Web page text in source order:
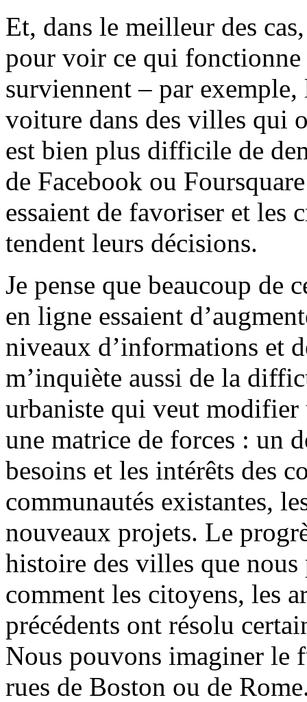
Et, dans le meilleur des
pour voir ce qui fonctionne
surviennent – par
voiture dans des villes qui
est bien plus difficile de
de Facebook ou
essaient de favoriser et les
tendent leurs décisions.
Je pense que beaucoup de
en ligne essaient
niveaux d’informations et
m’inquiète aussi de la
urbaniste qui veut modifier
une matrice de forces : un
besoins et les intérêts des
communautés existantes,
nouveaux projets. Le
histoire des villes que
comment les citoyens, les
précédents ont résolu
Nous pouvons imaginer le
rues de Boston ou de